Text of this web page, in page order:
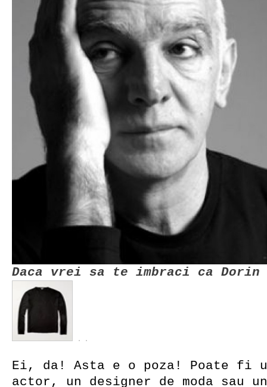
Daca vrei sa te imbraci ca Dorin
Ei, da! Asta e o poza! Poate fi
actor, un designer de moda sau